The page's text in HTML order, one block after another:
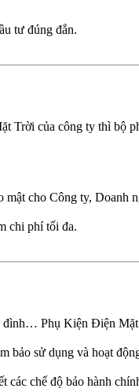
tư đúng đắn.
Trời của công ty thì bộ
cho Công ty, Doanh
chi phí tối đa.
đình… Phụ Kiện Điện
bảo sử dụng và hoạt
chế độ bảo hành